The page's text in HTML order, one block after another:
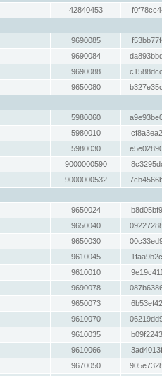
42840453
9690085
9690084
9690088
9650080
5980060
5980010
5980030
9000000590
9000000532
9650024
9650040
9650030
9610045
9610010
9690078
9650073
9610070
9610035
9610066
9670050